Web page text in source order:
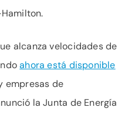
alcanza velocidades de
ahora está disponible
empresas de
la Junta de Energía